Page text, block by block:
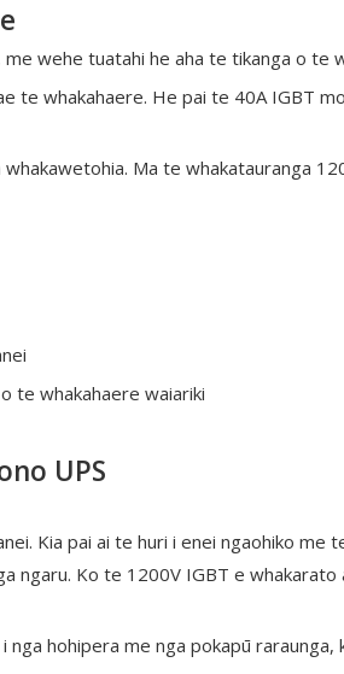
wehe tuatahi he aha te tikanga o te
whakahaere. He pai te 40A IGBT
Ma te whakatauranga
te whakahaere waiariki
UPS
Kia pai ai te huri i enei ngaohiko me
ngaru. Ko te 1200V IGBT e
hohipera me nga pokapū